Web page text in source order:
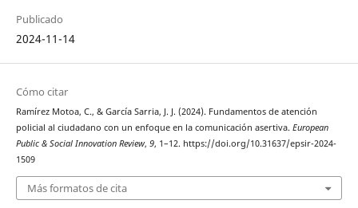
Publicado
2024-11-14
Cómo citar
Ramírez Motoa, C., & García Sarria, J. J. (2024). Fundamentos de atención
policial al ciudadano con un enfoque en la comunicación asertiva. European
Public & Social Innovation Review, 9, 1–12. https://doi.org/10.31637/epsir-2024-
1509
Más formatos de cita